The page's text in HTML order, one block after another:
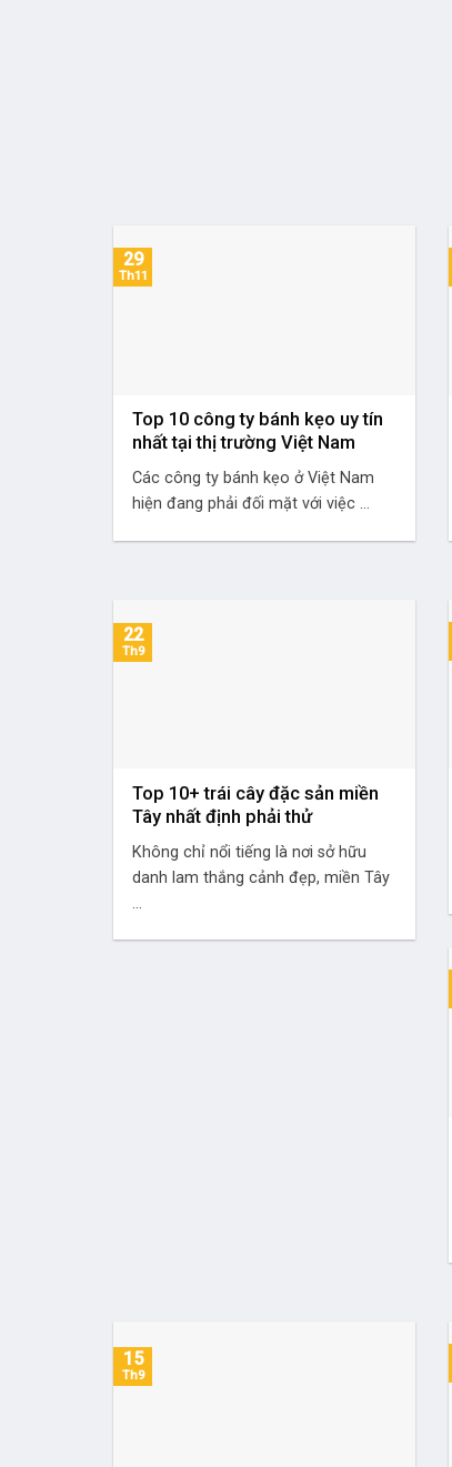
Top 10 công ty bánh kẹo uy tín
nhất tại thị trường Việt Nam
Các công ty bánh kẹo ở Việt Nam
hiện đang phải đối mặt với việc ...
29
Th11
Top 10+ trái cây đặc sản miền
Tây nhất định phải thử
Không chỉ nổi tiếng là nơi sở hữu
danh lam thắng cảnh đẹp, miền Tây
...
22
Th9
15
Th9